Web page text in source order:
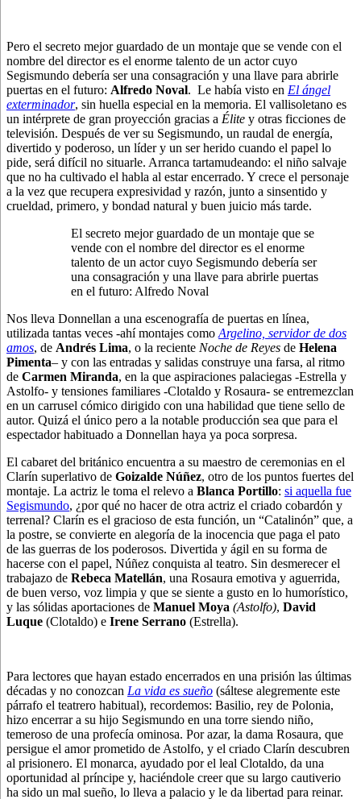
Pero el secreto mejor guardado de un montaje que se vende con el
nombre del director es el enorme talento de un actor cuyo
Segismundo debería ser una consagración y una llave para abrirle
puertas en el futuro: Alfredo Noval. Le había visto en El ángel
exterminador, sin huella especial en la memoria. El vallisoletano es
un intérprete de gran proyección gracias a Élite y otras ficciones de
televisión. Después de ver su Segismundo, un raudal de energía,
divertido y poderoso, un líder y un ser herido cuando el papel lo
pide, será difícil no situarle. Arranca tartamudeando: el niño salvaje
que no ha cultivado el habla al estar encerrado. Y crece el personaje
a la vez que recupera expresividad y razón, junto a sinsentido y
crueldad, primero, y bondad natural y buen juicio más tarde.
El secreto mejor guardado de un montaje que se
vende con el nombre del director es el enorme
talento de un actor cuyo Segismundo debería ser
una consagración y una llave para abrirle puertas
en el futuro: Alfredo Noval
Nos lleva Donnellan a una escenografía de puertas en línea,
utilizada tantas veces -ahí montajes comoArgelino, servidor de dos
amos, de Andrés Lima, o la reciente Noche de Reyes de Helena
Pimenta– y con las entradas y salidas construye una farsa, al ritmo
de Carmen Miranda, en la que aspiraciones palaciegas -Estrella y
Astolfo- y tensiones familiares -Clotaldo y Rosaura- se entremezclan
en un carrusel cómico dirigido con una habilidad que tiene sello de
autor. Quizá el único pero a la notable producción sea que para el
espectador habituado a Donnellan haya ya poca sorpresa.
El cabaret del británico encuentra a su maestro de ceremonias en el
Clarín superlativo de Goizalde Núñez, otro de los puntos fuertes del
montaje. La actriz le toma el relevo a Blanca Portillo: si aquella fue
Segismundo, ¿por qué no hacer de otra actriz el criado cobardón y
terrenal? Clarín es el gracioso de esta función, un “Catalinón” que, a
la postre, se convierte en alegoría de la inocencia que paga el pato
de las guerras de los poderosos. Divertida y ágil en su forma de
hacerse con el papel, Núñez conquista al teatro. Sin desmerecer el
trabajazo de Rebeca Matellán, una Rosaura emotiva y aguerrida,
de buen verso, voz limpia y que se siente a gusto en lo humorístico,
y las sólidas aportaciones de Manuel Moya (Astolfo), David
Luque (Clotaldo) e Irene Serrano (Estrella).
Para lectores que hayan estado encerrados en una prisión las últimas
décadas y no conozcan La vida es sueño (sáltese alegremente este
párrafo el teatrero habitual), recordemos: Basilio, rey de Polonia,
hizo encerrar a su hijo Segismundo en una torre siendo niño,
temeroso de una profecía ominosa. Por azar, la dama Rosaura, que
persigue el amor prometido de Astolfo, y el criado Clarín descubren
al prisionero. El monarca, ayudado por el leal Clotaldo, da una
oportunidad al príncipe y, haciéndole creer que su largo cautiverio
ha sido un mal sueño, lo lleva a palacio y le da libertad para reinar.